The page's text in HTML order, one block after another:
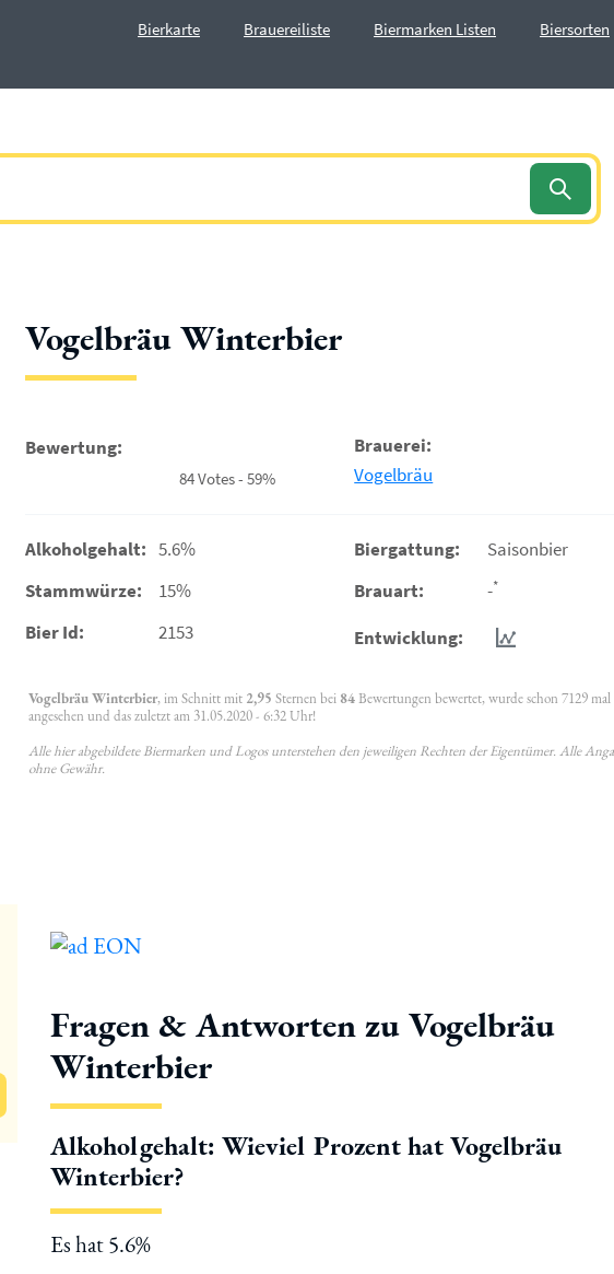
Bierkarte Brauereiliste Biermarken Listen Biersorten
Vogelbräu Winterbier
Bewertung:
84 Votes - 59%
Brauerei:
Vogelbräu
Alkoholgehalt: 5.6%
Stammwürze:
15%
Bier Id:
2153
Biergattung:
Saisonbier
Brauart:
-*
Entwicklung:
Vogelbräu Winterbier, im Schnitt mit 2,95 Sternen bei 84Bewertungen bewertet, wurde schon 7129 mal
angesehen und das zuletzt am 31.05.2020 - 6:32 Uhr!
Alle hier abgebildete Biermarken und Logos unterstehen den jeweiligen Rechten der Eigentümer. Alle
ohne Gewähr.
Fragen & Antworten zu Vogelbräu
Winterbier
Alkoholgehalt: Wieviel Prozent hat Vogelbräu
Winterbier?
Es hat 5.6%